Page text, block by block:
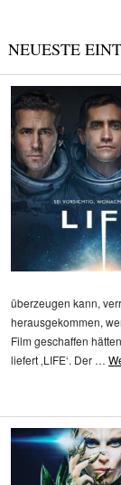
NEUESTE
überzeugen kann,
herausgekommen,
Film geschaffen
liefert ‚LIFE‘. Der …